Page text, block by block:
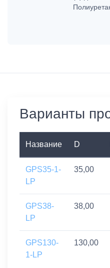
Варианты
Название D
GPS35-1-
LP
35,00
GPS38-
LP
38,00
GPS130-
1-LP
130,00